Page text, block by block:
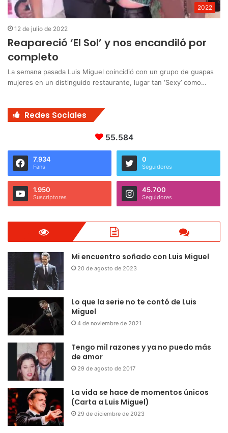
2022
12 de julio de 2022
Reapareció ‘El Sol’ y nos encandiló por
completo
La semana pasada Luis Miguel coincidió con un grupo de guapas
mujeres en un distinguido restaurante, lugar tan ‘Sexy’ como…
Redes Sociales
55.584
7.934
Fans
0
Seguidores
1.950
Suscriptores
45.700
Seguidores
Mi encuentro soñado con Luis Miguel
20 de agosto de 2023
Lo que la serie no te contó de Luis
Miguel
4 de noviembre de 2021
Tengo mil razones y ya no puedo más
de amor
29 de agosto de 2017
La vida se hace de momentos únicos
(Carta a Luis Miguel)
29 de diciembre de 2023